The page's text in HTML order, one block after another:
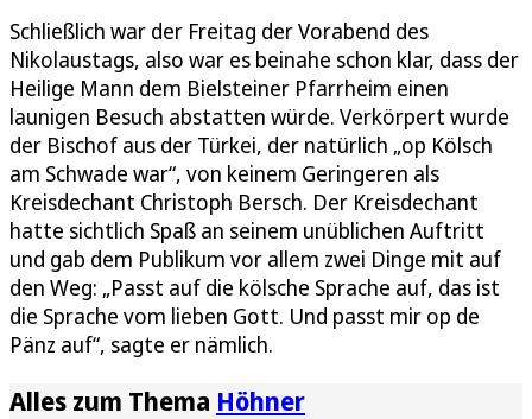
Schließlich war der Freitag der Vorabend des
Nikolaustags, also war es beinahe schon klar, dass der
Heilige Mann dem Bielsteiner Pfarrheim einen
launigen Besuch abstatten würde. Verkörpert wurde
der Bischof aus der Türkei, der natürlich „op Kölsch
am Schwade war“, von keinem Geringeren als
Kreisdechant Christoph Bersch. Der Kreisdechant
hatte sichtlich Spaß an seinem unüblichen Auftritt
und gab dem Publikum vor allem zwei Dinge mit auf
den Weg: „Passt auf die kölsche Sprache auf, das ist
die Sprache vom lieben Gott. Und passt mir op de
Pänz auf“, sagte er nämlich.
Alles zum Thema Höhner